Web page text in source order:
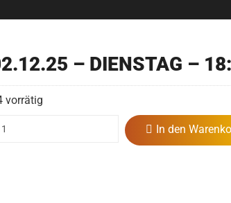
– DIENSTAG –
vorrätig
In den